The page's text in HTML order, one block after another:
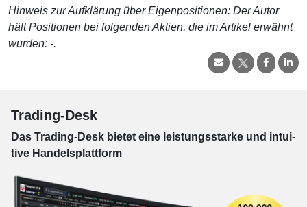
Hinweis zur Aufklärung über Eigenpositionen: Der Autor
hält Positionen bei folgenden Aktien, die im Artikel erwähnt
wurden: -.
Trading-Desk
Das Trading-Desk bie­tet eine leis­tungs­star­ke und in­tui­
tive Han­dels­platt­form